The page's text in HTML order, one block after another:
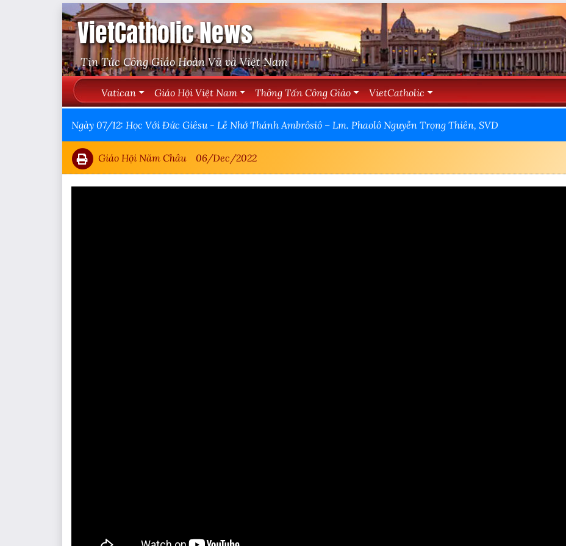
VietCatholic News
Tin Tức Công Giáo Hoàn Vũ và Việt Nam
Vatican Giáo Hội Việt Nam Thông Tấn Công Giáo VietCatholic
Ngày 07/12: Học Với Đức Giêsu - Lễ Nhớ Thánh Ambrôsiô – Lm. Phaolô Nguyễn Trọng Thiên, SVD
Giáo Hội Năm Châu 06/Dec/2022